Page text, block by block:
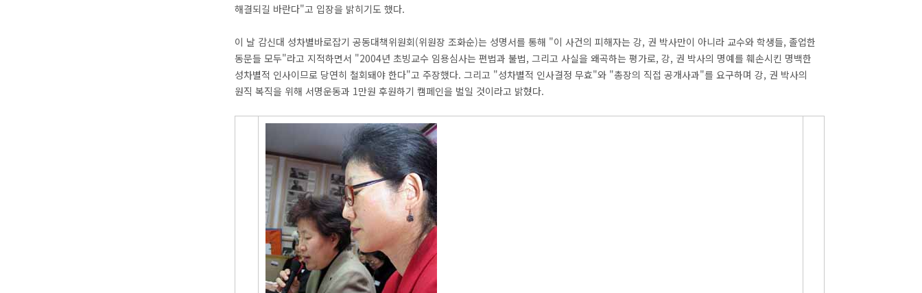
해결되길 바란다"고 입장을 밝히기도 했다.
이 날 감신대 성차별바로잡기 공동대책위원회(위원장 조화순)는 성명서를 통해 "이 사건의 피해자는 강, 권 박사만이 아니라 교수와 학생들, 졸업한
동문들 모두"라고 지적하면서 "2004년 초빙교수 임용심사는 편법과 불법, 그리고 사실을 왜곡하는 평가로, 강, 권 박사의 명예를 훼손시킨 명백한
성차별적 인사이므로 당연히 철회돼야 한다"고 주장했다. 그리고 "성차별적 인사결정 무효"와 "총장의 직접 공개사과"를 요구하며 강, 권 박사의
원직 복직을 위해 서명운동과 1만원 후원하기 캠페인을 벌일 것이라고 밝혔다.